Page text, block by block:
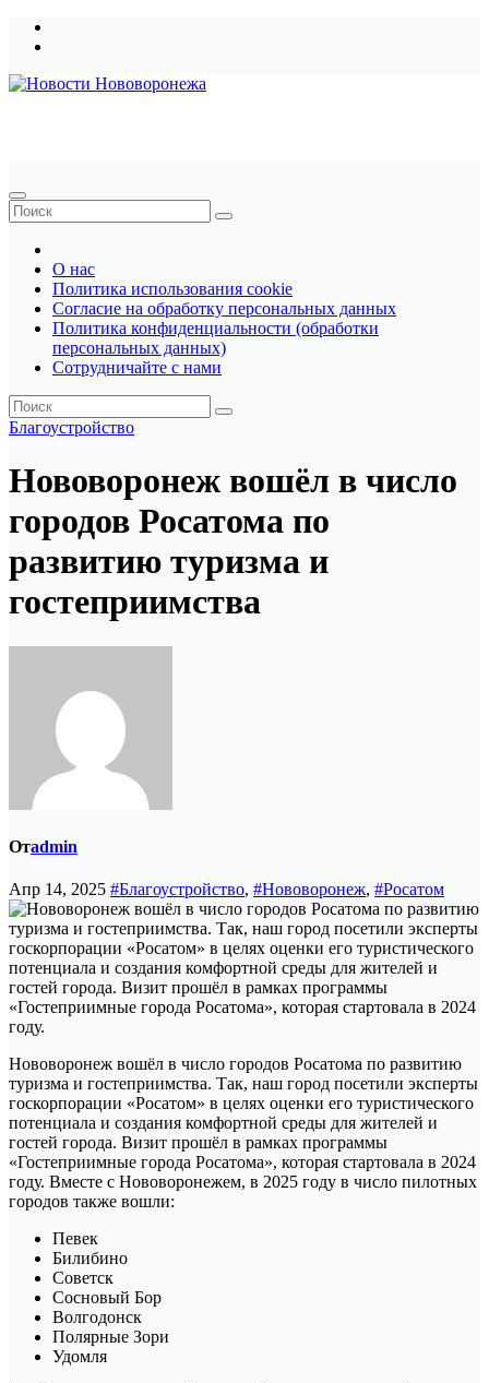
Перейти
О нас
Политика использования cookie
Согласие на обработку персональных данных
Политика конфиденциальности (обработки
персональных данных)
Сотрудничайте с нами
Благоустройство
Нововоронеж вошёл в число
городов Росатома по
развитию туризма и
гостеприимства
Отadmin
Апр 14, 2025 #Благоустройство, #Нововоронеж, #Росатом
Нововоронеж вошёл в число городов Росатома по развитию
туризма и гостеприимства. Так, наш город посетили эксперты
госкорпорации «Росатом» в целях оценки его туристического
потенциала и создания комфортной среды для жителей и
гостей города. Визит прошёл в рамках программы
«Гостеприимные города Росатома», которая стартовала в 2024
году. Вместе с Нововоронежем, в 2025 году в число пилотных
городов также вошли:
Певек
Билибино
Советск
Сосновый Бор
Волгодонск
Полярные Зори
Удомля